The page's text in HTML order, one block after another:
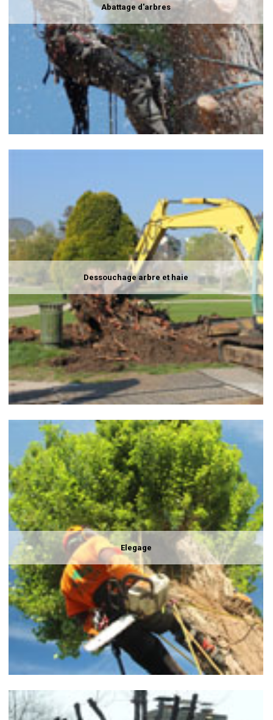
Abattage d'arbres
Dessouchage arbre et haie
Elegage